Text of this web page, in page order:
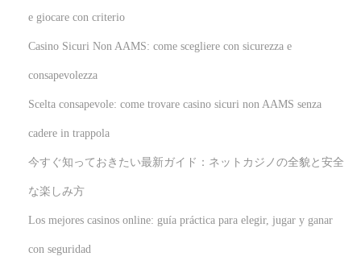
e giocare con criterio
Casino Sicuri Non AAMS: come scegliere con sicurezza e
consapevolezza
Scelta consapevole: come trovare casino sicuri non AAMS senza
cadere in trappola
今すぐ知っておきたい最新ガイド：ネットカジノの全貌と安全
な楽しみ方
Los mejores casinos online: guía práctica para elegir, jugar y ganar
con seguridad